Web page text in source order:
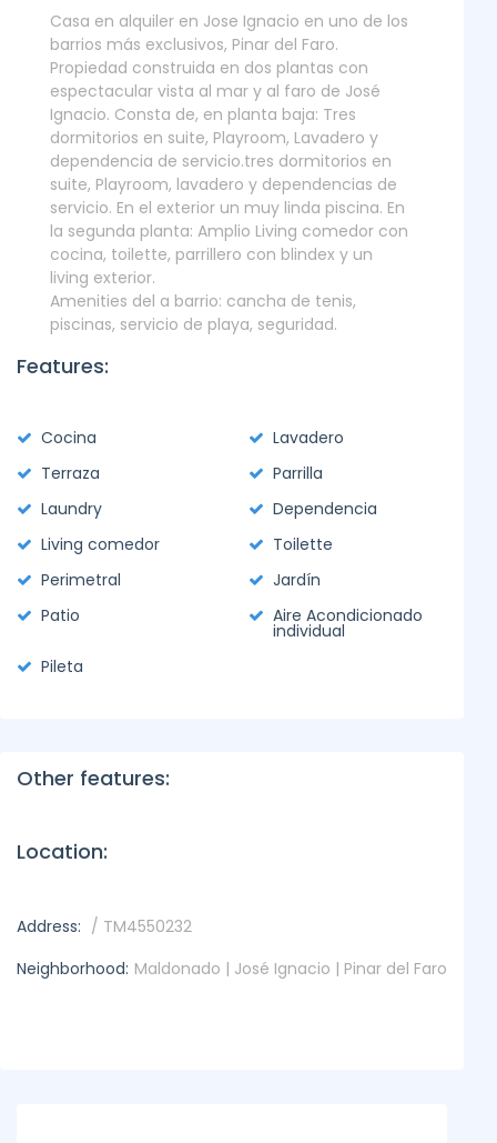
Casa en alquiler en Jose Ignacio en uno de los
barrios más exclusivos, Pinar del Faro.
Propiedad construida en dos plantas con
espectacular vista al mar y al faro de José
Ignacio. Consta de, en planta baja: Tres
dormitorios en suite, Playroom, Lavadero y
dependencia de servicio.tres dormitorios en
suite, Playroom, lavadero y dependencias de
servicio. En el exterior un muy linda piscina. En
la segunda planta: Amplio Living comedor con
cocina, toilette, parrillero con blindex y un
living exterior.
Amenities del a barrio: cancha de tenis,
piscinas, servicio de playa, seguridad.
Features:
Cocina
Lavadero
Terraza
Parrilla
Laundry
Dependencia
Living comedor
Toilette
Perimetral
Jardín
Patio
Aire Acondicionado
individual
Pileta
Other features:
Location:
Address: / TM4550232
Neighborhood: Maldonado | José Ignacio | Pinar del Faro